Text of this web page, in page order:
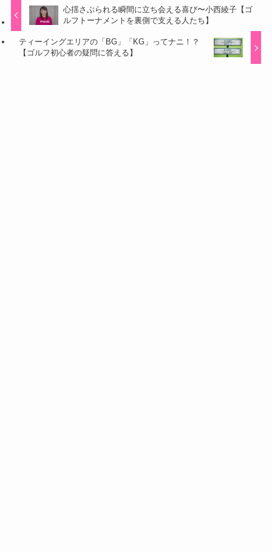
心揺さぶられる瞬間に立ち会える喜び〜小西綾子【ゴ
ルフトーナメントを裏側で支える人たち】
ティーイングエリアの「BG」「KG」ってナニ！？
【ゴルフ初心者の疑問に答える】